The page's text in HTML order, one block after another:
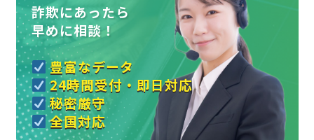
詐欺にあったら
早めに相談！
豊富なデータ
24時間受付・即日対応
秘密厳守
全国対応